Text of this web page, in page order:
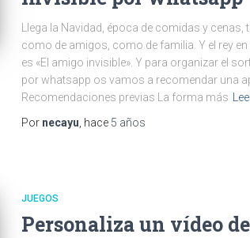
Llega la Navidad, época de comidas y cenas,
como de amigos, como de familia. Y el rey en
es «El amigo invisible». Y para organizar el
por whatsapp os vamos a recomendar una
Recomendaciones previas La forma más
Por necayu , hace 5 años
JUEGOS
Personaliza un vídeo